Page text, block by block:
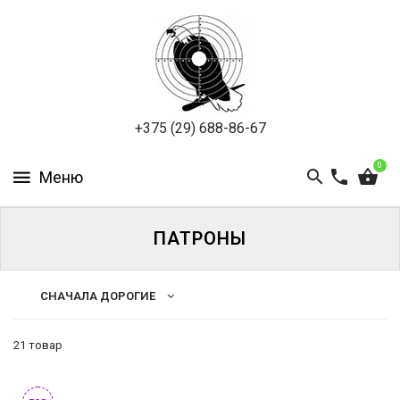
+375 (29) 688-86-67
0
ОПТИКА
ПАТРОНЫ
СНАЧАЛА ДОРОГИЕ
21 товар